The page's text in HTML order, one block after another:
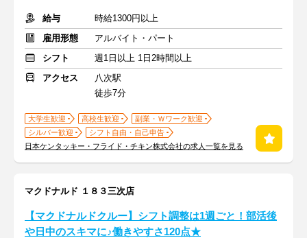
給与
時給1300円以上
雇用形態
アルバイト・パート
シフト
週1日以上 1日2時間以上
アクセス
八次駅
徒歩7分
大学生歓迎 高校生歓迎
副業・Ｗワーク歓迎
シルバー歓迎
シフト自由・自己申告
日本ケンタッキー・フライド・チキン株式会社の求人一覧を見る
マクドナルド １８３三次店
【マクドナルドクルー】シフト調整は1週ごと！部活後
や日中のスキマに♪働きやすさ120点★